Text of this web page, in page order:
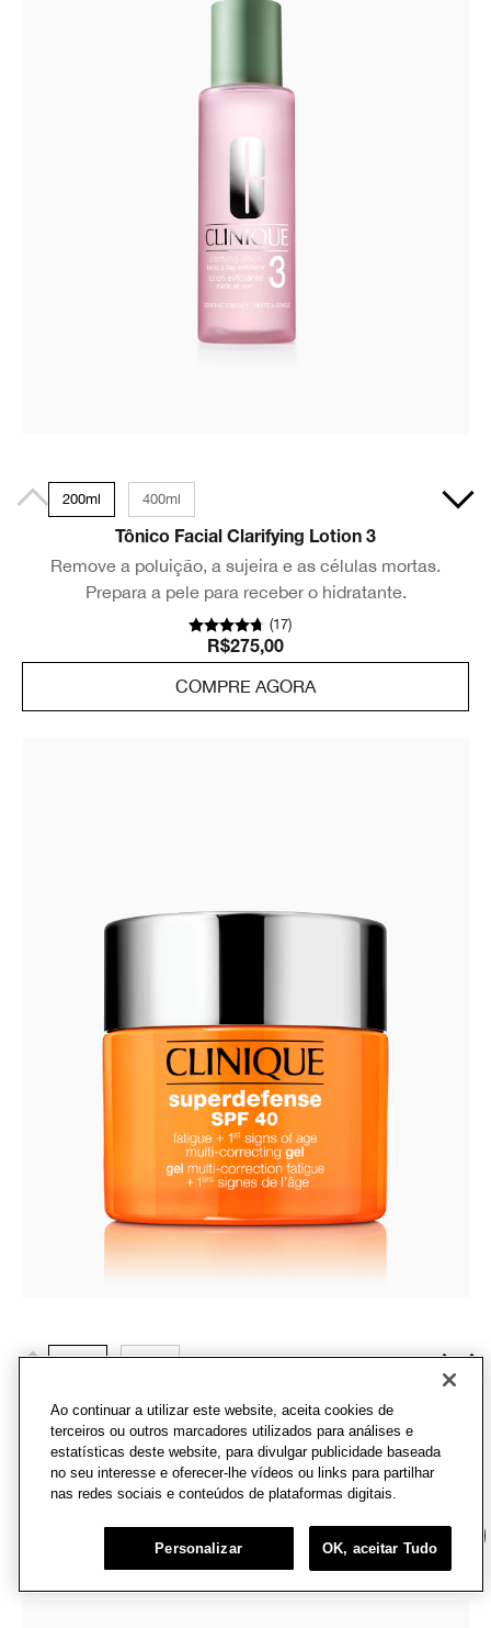
200ml 400ml
Tônico Facial Clarifying Lotion 3
Remove a poluição, a sujeira e as células mortas.
Prepara a pele para receber o hidratante.
(17)
R$275,00
COMPRE AGORA
50ml 30ml
Hidratante em Gel Antissinais Superdefense FPS 40
Um gel refrescante e sedoso com FPS que combate a
fadiga e os primeiros sinais de envelhecimento.
(4
COMPRE AGORA
Ao continuar a utilizar este website, aceita cookies de
terceiros ou outros marcadores utilizados para análises e
estatísticas deste website, para divulgar publicidade baseada
no seu interesse e oferecer-lhe vídeos ou links para partilhar
nas redes sociais e conteúdos de plataformas digitais.
Personalizar OK, aceitar Tudo